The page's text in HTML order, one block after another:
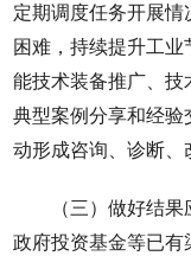
定期调度任务开展
困难，持续提升工
能技术装备推广、技
典型案例分享和经验
动形成咨询、诊断、
（三）做好结
政府投资基金等已有